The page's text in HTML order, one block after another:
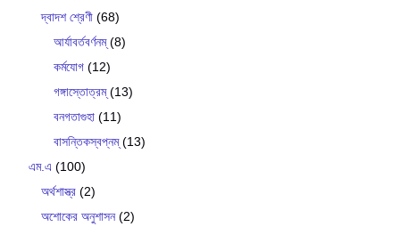
দ্বাদশ শ্রেণী (68)
আর্যাবর্তবর্ণনম্(8)
কর্মযোগ (12)
গঙ্গাস্তোত্রম্(13)
বনগতাগুহা (11)
বাসন্তিকস্বপ্নম্(13)
এম.এ (100)
অর্থশাস্ত্র (2)
অশোকের অনুশাসন(2)